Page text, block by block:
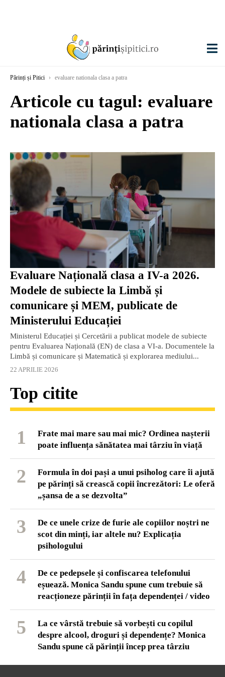
Părinți și Pitici › evaluare nationala clasa a patra
Articole cu tagul: evaluare
nationala clasa a patra
Evaluare Națională clasa a IV-a 2026.
Modele de subiecte la Limbă și
comunicare și MEM, publicate de
Ministerului Educației
Ministerul Educației și Cercetării a publicat modele de subiecte
pentru Evaluarea Națională (EN) de clasa a VI-a. Documentele la
Limbă și comunicare și Matematică și explorarea mediului...
22 APRILIE 2026
Top citite
1
Frate mai mare sau mai mic? Ordinea nașterii
poate influența sănătatea mai târziu în viață
2
Formula în doi pași a unui psiholog care îi ajută
pe părinți să crească copii încrezători: Le oferă
„șansa de a se dezvolta”
3
De ce unele crize de furie ale copiilor noștri ne
scot din minți, iar altele nu? Explicația
psihologului
4
De ce pedepsele și confiscarea telefonului
eșuează. Monica Sandu spune cum trebuie să
reacționeze părinții în fața dependenței / video
5
La ce vârstă trebuie să vorbești cu copilul
despre alcool, droguri și dependențe? Monica
Sandu spune că părinții încep prea târziu